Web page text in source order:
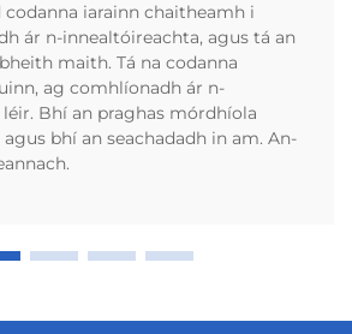
iarainn chaitheamh i
ár n-innealtóireachta, agus tá an
maith. Tá na codanna
ag comhlíonadh ár n-
Bhí an praghas mórdhíola
bhí an seachadadh in am. An-